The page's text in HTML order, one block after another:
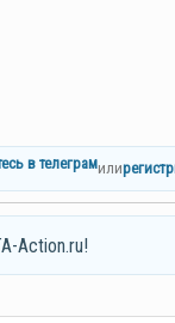
в телеграмили
Action.ru!